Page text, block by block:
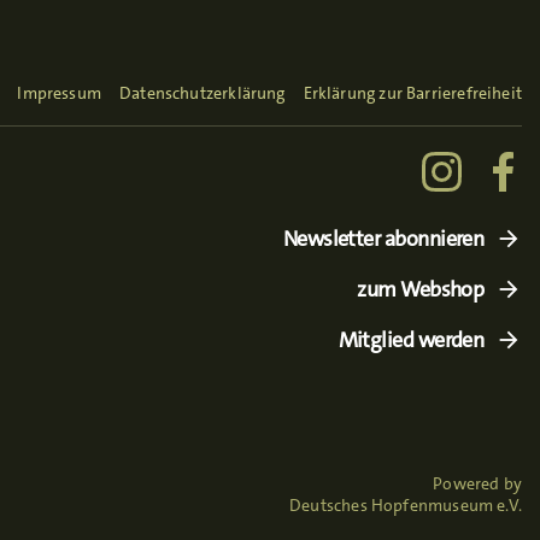
Impressum Datenschutzerklärung Erklärung zur Barrierefreiheit
Newsletter abonnieren
zum Webshop
Mitglied werden
Powered by
Deutsches Hopfenmuseum e.V.